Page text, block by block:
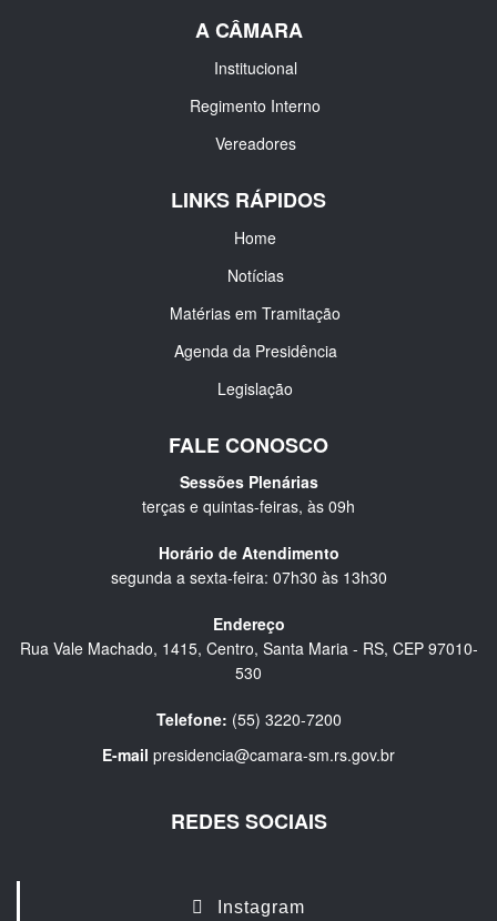
A CÂMARA
Institucional
Regimento Interno
Vereadores
LINKS RÁPIDOS
Home
Notícias
Matérias em Tramitação
Agenda da Presidência
Legislação
FALE CONOSCO
Sessões Plenárias
terças e quintas-feiras, às 09h
Horário de Atendimento
segunda a sexta-feira: 07h30 às 13h30
Endereço
Rua Vale Machado, 1415, Centro, Santa Maria - RS, CEP 97010-
530
Telefone: (55) 3220-7200
E-mail presidencia@camara-sm.rs.gov.br
REDES SOCIAIS
Instagram